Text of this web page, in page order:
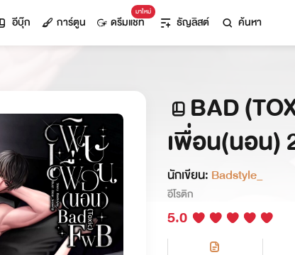
อีบุ๊ก การ์ตูน
มาใหม่
ดรีมแชท ธัญลิสต์ ค้นหา
BAD
เพื่อน(นอน)
นักเขียน: Badstyle_
อีโรติก
5.0